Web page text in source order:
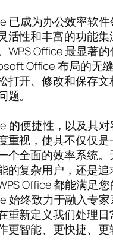
已成为办公效率软
活性和丰富的功能集
WPS Office 最显著
Office 布局的无
打开、修改和保存
。
的便捷性，以及其
重视，使其不仅仅是
个全面的效率系统。
的复杂用户，还是追
Office 都能满足您
始终致力于融入专
重新定义我们处理
更智能、更快捷、更